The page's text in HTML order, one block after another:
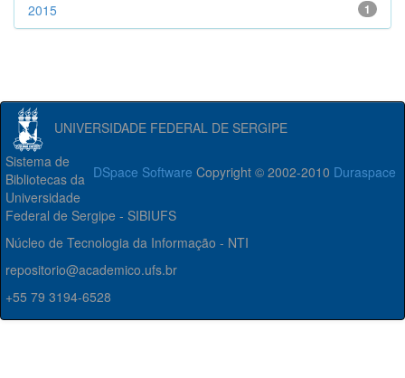
1
2015
UNIVERSIDADE FEDERAL DE SERGIPE
DSpace Software Copyright © 2002-2010 Duraspace
Sistema de
Bibliotecas da
Universidade
Federal de Sergipe - SIBIUFS
Núcleo de Tecnologia da Informação - NTI
repositorio@academico.ufs.br
+55 79 3194-6528